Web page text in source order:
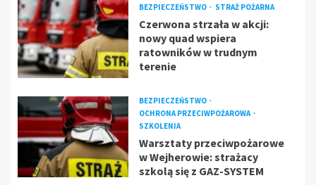
BEZPIECZEŃSTWO STRAŻ POŻARNA
Czerwona strzała w akcji:
nowy quad wspiera
ratowników w trudnym
terenie
BEZPIECZEŃSTWO
OCHRONA PRZECIWPOŻAROWA
SZKOLENIA
Warsztaty przeciwpożarowe
w Wejherowie: strażacy
szkolą się z GAZ-SYSTEM